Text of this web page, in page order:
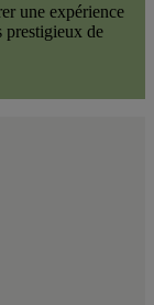
une expérience
prestigieux de